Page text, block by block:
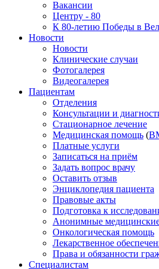
Вакансии
Центру - 80
К 80-летию Победы в
Новости
Новости
Клинические случаи
Фотогалерея
Видеогалерея
Пациентам
Отделения
Консультации и
Стационарное лечение
Медицинская помощь (
Платные услуги
Записаться на приём
Задать вопрос врачу
Оставить отзыв
Энциклопедия пациента
Правовые акты
Подготовка к
Анонимные
Онкологическая помощь
Лекарственное
Права и обязанности
Специалистам